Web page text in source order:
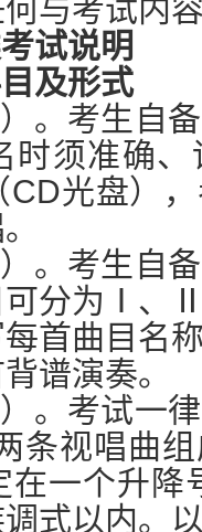
与考试内
试说明
及形式
考生自备
时须准确
光盘）
考生自备
可分为Ⅰ、
首曲目名
谱演奏。
考试一律
条视唱曲
在一个升降
式以内。